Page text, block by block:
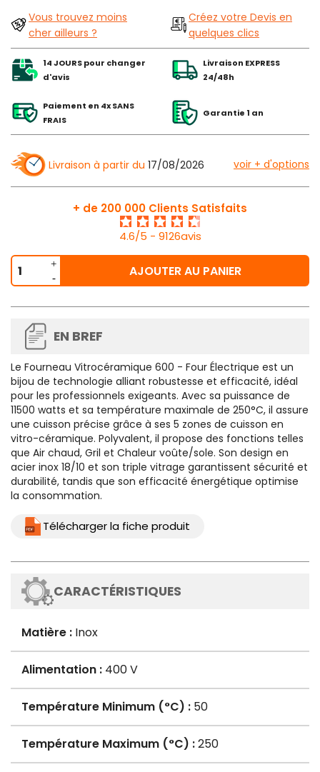
Vous trouvez moins
cher ailleurs ?
Créez votre Devis en
quelques clics
14 JOURS pour changer
d'avis
Livraison EXPRESS
24/48h
Paiement en 4x SANS
FRAIS
Garantie 1 an
Livraison à partir du 17/08/2026 voir + d'options
+ de 200 000 Clients Satisfaits
4.6/5 - 9126avis
AJOUTER AU PANIER
EN BREF
Le Fourneau Vitrocéramique 600 - Four Électrique est un
bijou de technologie alliant robustesse et efficacité, idéal
pour les professionnels exigeants. Avec sa puissance de
11500 watts et sa température maximale de 250°C, il assure
une cuisson précise grâce à ses 5 zones de cuisson en
vitro-céramique. Polyvalent, il propose des fonctions telles
que Air chaud, Gril et Chaleur voûte/sole. Son design en
acier inox 18/10 et son triple vitrage garantissent sécurité et
durabilité, tandis que son efficacité énergétique optimise
la consommation.
Télécharger la fiche produit
CARACTÉRISTIQUES
Matière : Inox
Alimentation : 400 V
Température Minimum (°C) : 50
Température Maximum (°C) :250